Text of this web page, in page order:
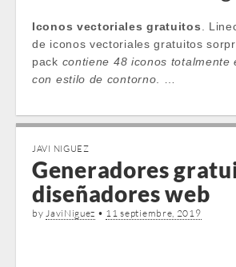
Iconos vectoriales gratuitos
.
de iconos vectoriales gratuitos
pack contiene 48 iconos totalmente
con estilo de contorno
JAVI NIGUEZ
Generadores
diseñadores web
byJaviNiguez • 11 septiembre, 2019